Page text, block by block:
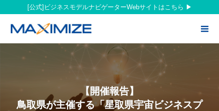
[公式]ビジネスモデルナビゲーターWebサイトはこちら
【開催報告】
鳥取県が主催する「星取県宇宙ビジネスプ